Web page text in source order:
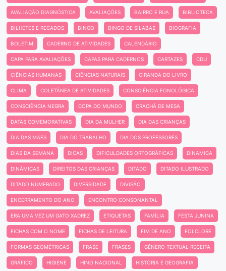
AVALIAÇÃO DIAGNÓSTICA AVALIAÇÕES BAIRRO E RUA BIBLIOTECA
BILHETES E RECADOS BINGO BINGO DE SÍLABAS BIOGRAFIA
BOLETIM CADERNO DE ATIVIDADES CALENDÁRIO
CAPA PARA AVALIAÇÕES CAPAS PARA CADERNOS CARTAZES CDU
CIÊNCIAS HUMANAS CIÊNCIAS NATURAIS CIRANDA DO LIVRO
CLIMA COLETÂNEA DE ATIVIDADES CONSCIÊNCIA FONOLÓGICA
CONSCIÊNCIA NEGRA COPA DO MUNDO CRACHÁ DE MESA
DATAS COMEMORATIVAS DIA DA MULHER DIA DAS CRIANÇAS
DIA DAS MÃES DIA DO TRABALHO DIA DOS PROFESSORES
DIAS DA SEMANA DICAS DIFICULDADES ORTOGRÁFICAS DINAMICA
DINÂMICAS DIREITOS DAS CRIANÇAS DITADO DITADO ILUSTRADO
DITADO NUMERADO DIVERSIDADE DIVISÃO
ENCERRAMENTO DO ANO ENCONTRO CONSONANTAL
ERA UMA VEZ UM GATO XADREZ ETIQUETAS FAMÍLIA FESTA JUNINA
FICHAS COM O NOME FICHAS DE LEITURA FIM DE ANO FOLCLORE
FORMAS GEOMÉTRICAS FRASE FRASES GÊNERO TEXTUAL RECEITA
GRÁFICO HIGIENE HINO NACIONAL HISTÓRIA E GEOGRAFIA